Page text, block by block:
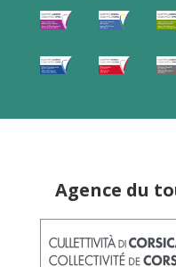
Agence du